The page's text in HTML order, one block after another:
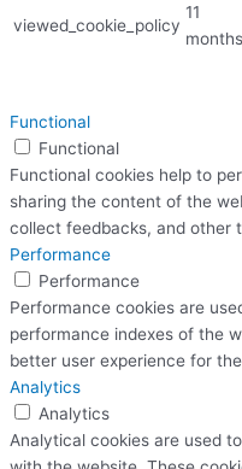
viewed_cookie_policy
11
months
Functional
Functional
Functional cookies help to
sharing the content of the
collect feedbacks, and other
Performance
Performance
Performance cookies are
performance indexes of the
better user experience for
Analytics
Analytics
Analytical cookies are used